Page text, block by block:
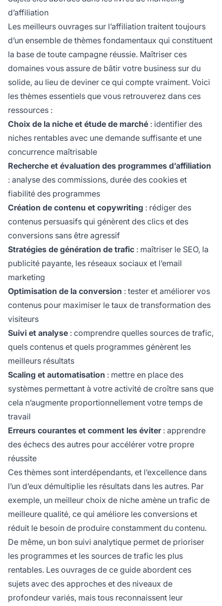
d’affiliation
Les meilleurs ouvrages sur l’affiliation traitent toujours
d’un ensemble de thèmes fondamentaux qui constituent
la base de toute campagne réussie. Maîtriser ces
domaines vous assure de bâtir votre business sur du
solide, au lieu de deviner ce qui compte vraiment. Voici
les thèmes essentiels que vous retrouverez dans ces
ressources :
Choix de la niche et étude de marché : identifier des
niches rentables avec une demande suffisante et une
concurrence maîtrisable
Recherche et évaluation des programmes d’affiliation
: analyse des commissions, durée des cookies et
fiabilité des programmes
Création de contenu et copywriting : rédiger des
contenus persuasifs qui génèrent des clics et des
conversions sans être agressif
Stratégies de génération de trafic : maîtriser le SEO, la
publicité payante, les réseaux sociaux et l’email
marketing
Optimisation de la conversion : tester et améliorer vos
contenus pour maximiser le taux de transformation des
visiteurs
Suivi et analyse : comprendre quelles sources de trafic,
quels contenus et quels programmes génèrent les
meilleurs résultats
Scaling et automatisation : mettre en place des
systèmes permettant à votre activité de croître sans que
cela n’augmente proportionnellement votre temps de
travail
Erreurs courantes et comment les éviter: apprendre
des échecs des autres pour accélérer votre propre
réussite
Ces thèmes sont interdépendants, et l’excellence dans
l’un d’eux démultiplie les résultats dans les autres. Par
exemple, un meilleur choix de niche amène un trafic de
meilleure qualité, ce qui améliore les conversions et
réduit le besoin de produire constamment du contenu.
De même, un bon suivi analytique permet de prioriser
les programmes et les sources de trafic les plus
rentables. Les ouvrages de ce guide abordent ces
sujets avec des approches et des niveaux de
profondeur variés, mais tous reconnaissent leur